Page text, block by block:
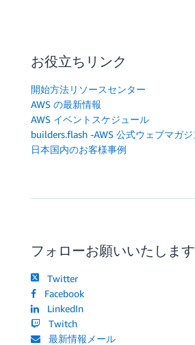
お役立ちリンク
開始方法リソースセンター
AWS の最新情報
AWS イベントスケジュール
builders.flash -AWS 公式ウェブマガジ
日本国内のお客様事例
フォローお願いいたします
Twitter
Facebook
LinkedIn
Twitch
最新情報メール